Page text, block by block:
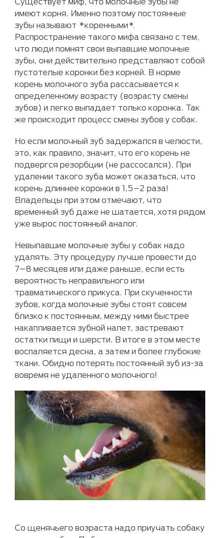
имеют корня. Именно поэтому постоянные
зубы называют *коренными*.
Распространение такого мифа связано с тем,
что люди помнят свои выпавшие молочные
зубы, они действительно представляют собой
пустотелые коронки без корней. В норме
корень молочного зуба рассасывается к
определенному возрасту (возрасту смены
зубов) и легко выпадает только коронка. Так
же происходит процесс смены зубов у собак.
Но если молочный зуб задержался в челюсти,
это, как правило, значит, что его корень не
подвергся резорбции (не рассосался). При
удалении такого зуба может оказаться, что
корень длиннее коронки в 1,5–2 раза!
Владельцы при этом отмечают, что
временный зуб даже не шатается, хотя рядом
уже вырос постоянный аналог.
Невыпавшие молочные зубы у собак надо
удалять. Эту процедуру лучше провести до
7–8 месяцев или даже раньше, если есть
вероятность неправильного или
травматического прикуса. При скученности
зубов, когда молочные зубы стоят совсем
близко к постоянным, между ними быстрее
накапливается зубной налет, застревают
остатки пищи и шерсти. В итоге в этом месте
воспаляется десна, а затем и более глубокие
ткани. Обидно потерять постоянный зуб из-за
вовремя не удаленного молочного!
Со щенячьего возраста надо приучать собаку